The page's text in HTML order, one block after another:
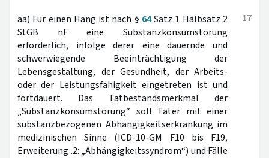
17
aa) Für einen Hang ist nach § 64Satz 1 Halbsatz 2
StGB nF eine Substanzkonsumstörung
erforderlich, infolge derer eine dauernde und
schwerwiegende Beeinträchtigung der
Lebensgestaltung, der Gesundheit, der Arbeits-
oder der Leistungsfähigkeit eingetreten ist und
fortdauert. Das Tatbestandsmerkmal der
„Substanzkonsumstörung“ soll Täter mit einer
substanzbezogenen Abhängigkeitserkrankung im
medizinischen Sinne (ICD-10-GM F10 bis F19,
Erweiterung .2: „Abhängigkeitssyndrom“) und Fälle